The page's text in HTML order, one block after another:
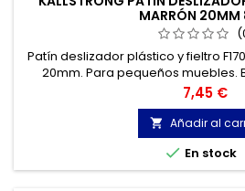
MARRÓN 20MM
Patín deslizador plástico y fieltro
20mm. Para pequeños muebles.
Precio
7,45 €
 Añadir al
 En stock